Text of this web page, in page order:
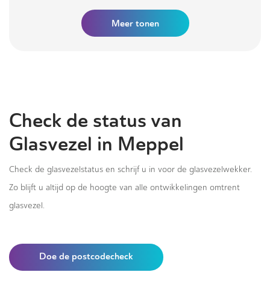
Meer tonen
Check de status van
Glasvezel in Meppel
Check de glasvezelstatus en schrijf u in voor de glasvezelwekker.
Zo blijft u altijd op de hoogte van alle ontwikkelingen omtrent
glasvezel.
Doe de postcodecheck